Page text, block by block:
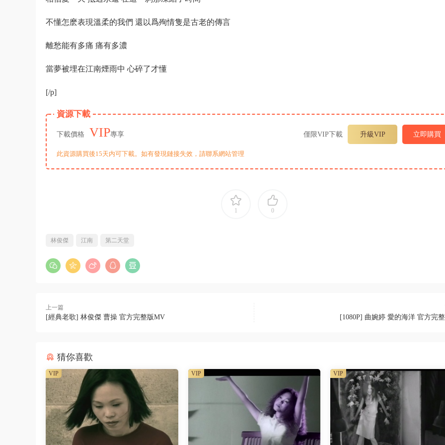
不懂怎麽表現溫柔的我們 還以爲殉情隻是古老的傳言
離愁能有多痛 痛有多濃
當夢被埋在江南煙雨中 心碎了才懂
[/p]
資源下載
下載價格 VIP專享 僅限VIP下載 升級VIP 立即購買
此資源購買後15天内可下載。如有發現鏈接失效，請聯系網站管理
1 0
林俊傑 江南 第二天堂
上一篇
[經典老歌] 林俊傑 曹操 官方完整版MV [1080P] 曲婉婷 愛的海洋 官方完
猜你喜歡
VIP VIP VIP